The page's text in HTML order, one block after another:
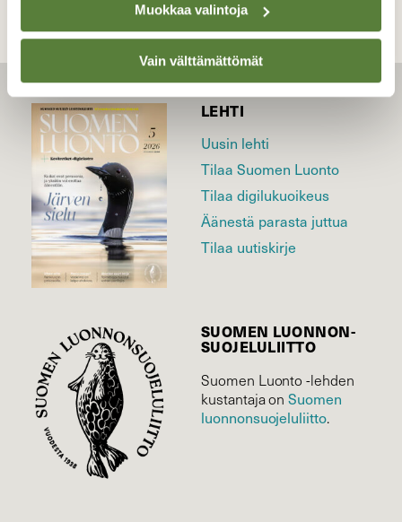
Muokkaa valintoja
Vain välttämättömät
LEHTI
Uusin lehti
Tilaa Suomen Luonto
Tilaa digilukuoikeus
Äänestä parasta juttua
Tilaa uutiskirje
SUOMEN LUONNON­
SUOJELU­LIITTO
Suomen Luonto -lehden
kustantaja onSuomen
luonnonsuojelu­liitto.